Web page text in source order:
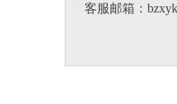
客服邮箱：